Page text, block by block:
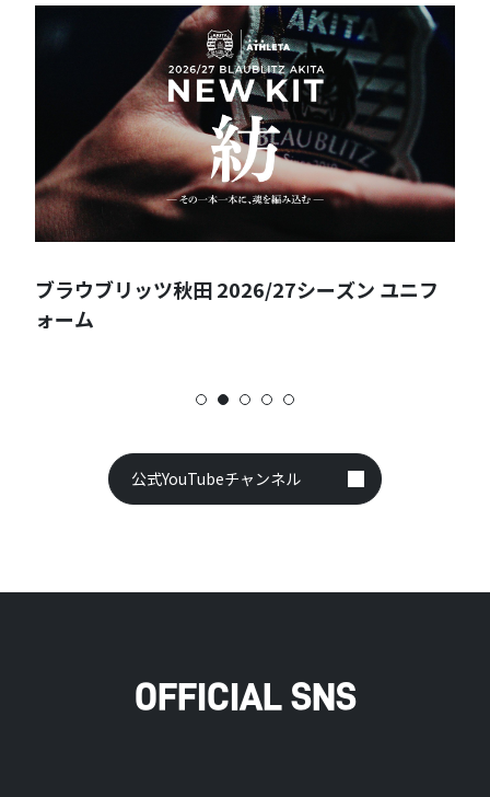
【公式ハイライト】ブラウブリッツ秋田 vs
児島ユナイテッドFC（明治安田百年J2・J3
公式YouTubeチャンネル
OFFICIAL SNS